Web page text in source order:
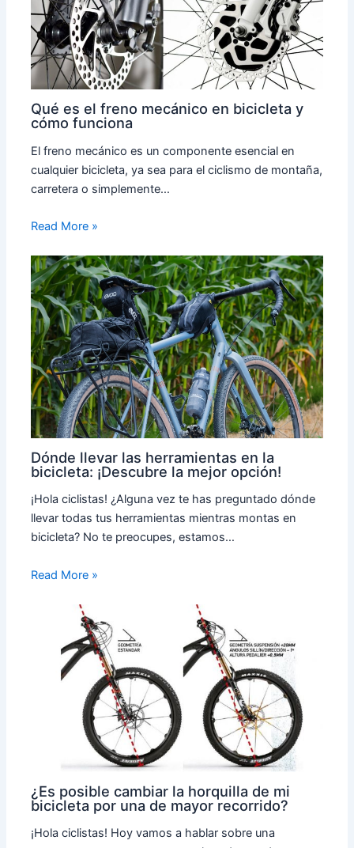
Qué es el freno mecánico en bicicleta y
cómo funciona
El freno mecánico es un componente esencial en
cualquier bicicleta, ya sea para el ciclismo de montaña,
carretera o simplemente…
Read More »
Dónde llevar las herramientas en la
bicicleta: ¡Descubre la mejor opción!
¡Hola ciclistas! ¿Alguna vez te has preguntado dónde
llevar todas tus herramientas mientras montas en
bicicleta? No te preocupes, estamos…
Read More »
¿Es posible cambiar la horquilla de mi
bicicleta por una de mayor recorrido?
¡Hola ciclistas! Hoy vamos a hablar sobre una